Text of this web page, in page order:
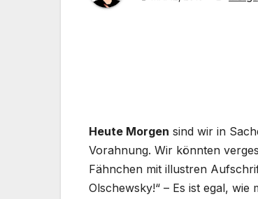
Heute Morgen sind wir in
Vorahnung. Wir könnten
Fähnchen mit illustren
Olschewsky!“ – Es ist egal,